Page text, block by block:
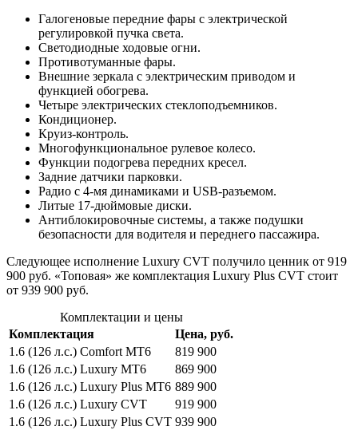
Галогеновые передние фары с электрической
регулировкой пучка света.
Светодиодные ходовые огни.
Противотуманные фары.
Внешние зеркала с электрическим приводом и
функцией обогрева.
Четыре электрических стеклоподъемников.
Кондиционер.
Круиз-контроль.
Многофункциональное рулевое колесо.
Функции подогрева передних кресел.
Задние датчики парковки.
Радио с 4-мя динамиками и USB-разъемом.
Литые 17-дюймовые диски.
Антиблокировочные системы, а также подушки
безопасности для водителя и переднего пассажира.
Следующее исполнение Luxury CVT получило ценник от 919
900 руб. «Топовая» же комплектация Luxury Plus CVT стоит
от 939 900 руб.
Комплектации и цены
Комплектация
Цена, руб.
1.6 (126 л.с.) Comfort MT6
819 900
1.6 (126 л.с.) Luxury MT6
869 900
1.6 (126 л.с.) Luxury Plus MT6 889 900
1.6 (126 л.с.) Luxury CVT
919 900
1.6 (126 л.с.) Luxury Plus CVT 939 900